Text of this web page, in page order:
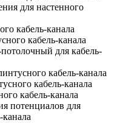
для настенного
кабель-канала
кабель-канала
для кабель-
кабель-канала
кабель-канала
кабель-канала
потенциалов для
канала